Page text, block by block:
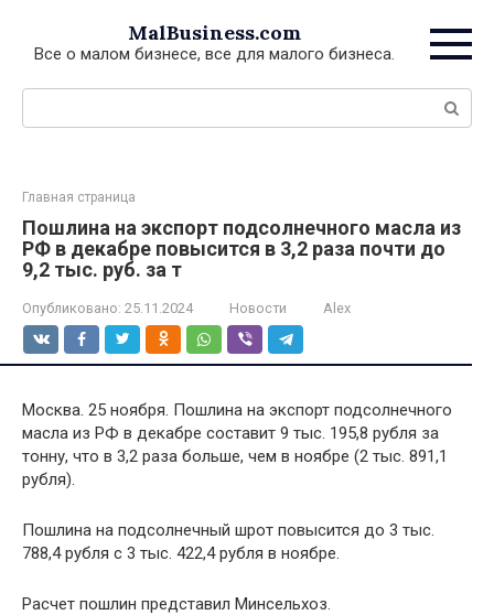
контенту
MalBusiness.com
Все о малом бизнесе, все для малого бизнеса.
Поиск:
Главная страница
Пошлина на экспорт подсолнечного масла из
РФ в декабре повысится в 3,2 раза почти до
9,2 тыс. руб. за т
Опубликовано: 25.11.2024 Новости Alex
Москва. 25 ноября. Пошлина на экспорт подсолнечного
масла из РФ в декабре составит 9 тыс. 195,8 рубля за
тонну, что в 3,2 раза больше, чем в ноябре (2 тыс. 891,1
рубля).
Пошлина на подсолнечный шрот повысится до 3 тыс.
788,4 рубля с 3 тыс. 422,4 рубля в ноябре.
Расчет пошлин представил Минсельхоз.